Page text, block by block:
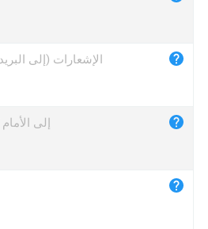
الإشعارات (إلى
إعادة توجيه معلمات GET إلى الأمام